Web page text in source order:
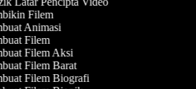
Filem
Animasi
Filem
Filem Aksi
Filem Barat
Filem Biografi